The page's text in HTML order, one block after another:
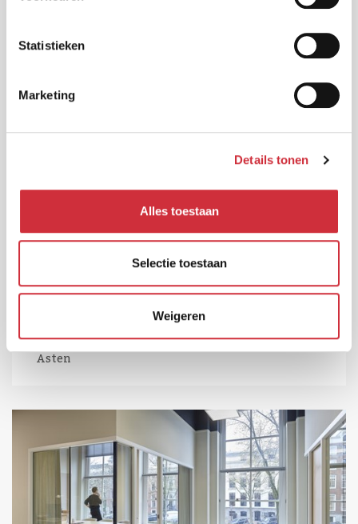
Statistieken
Marketing
Details tonen
Alles toestaan
Selectie toestaan
Weigeren
Stadhuis Gemeente Sittard-Geleen
Kindcentrum De Ontdekking
Asten